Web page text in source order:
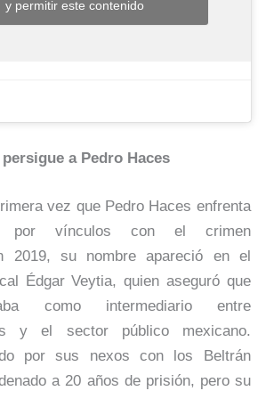
y permitir este contenido
a Pedro Haces
vez que Pedro Haces enfrenta
por vínculos con el crimen
2019, su nombre apareció en el
Édgar Veytia, quien aseguró que
como intermediario entre
y el sector público mexicano.
por sus nexos con los Beltrán
a 20 años de prisión, pero su